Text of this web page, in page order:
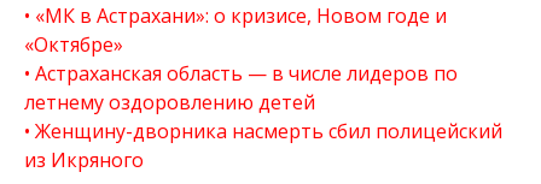
«МК в Астрахани»: о кризисе, Новом годе и
«Октябре»
Астраханская область — в числе лидеров по
летнему оздоровлению детей
Женщину-дворника насмерть сбил полицейский
из Икряного